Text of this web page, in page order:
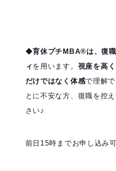
◆育休プチMBA®️は、復
ィ を用います。 視座を高
だけではなく体感で理解
とに不安な方、復職を控
さい♪
前日15時までお申し込み可